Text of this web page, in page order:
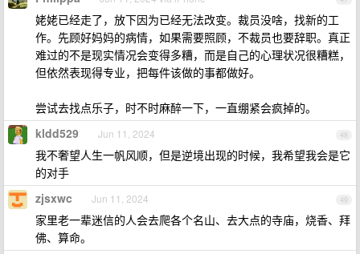
姥姥已经走了，放下因为已经无法改变。裁员没啥，找新的工
作。先顾好妈妈的病情，如果需要照顾，不裁员也要辞职。真正
难过的不是现实情况会变得多糟，而是自己的心理状况很糟糕，
但依然表现得专业，把每件该做的事都做好。
尝试去找点乐子，时不时麻醉一下，一直绷紧会疯掉的。
48
kldd529 Jun 11, 2024
我不奢望人生一帆风顺，但是逆境出现的时候，我希望我会是它
的对手
49
zjsxwc Jun 11, 2024
家里老一辈迷信的人会去爬各个名山、去大点的寺庙，烧香、拜
佛、算命。